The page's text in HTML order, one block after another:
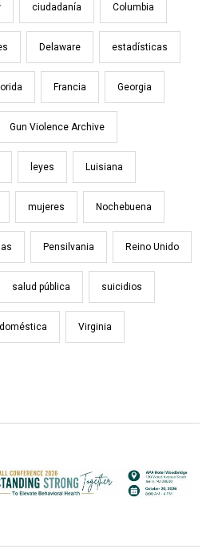
ciudadanía Columbia
Delaware estadísticas
Francia Georgia
Gun Violence Archive
leyes Luisiana
mujeres Nochebuena
Pensilvania Reino Unido
salud pública suicidios
Virginia